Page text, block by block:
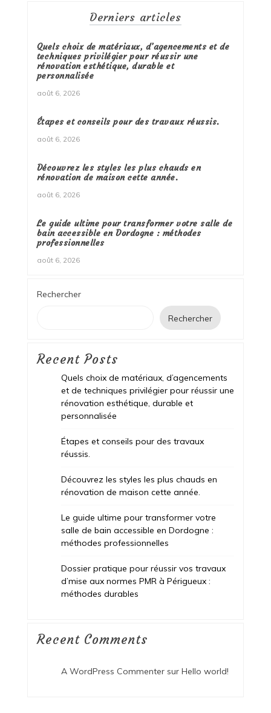
Derniers articles
Quels choix de matériaux, d’agencements et de
techniques privilégier pour réussir une
rénovation esthétique, durable et
personnalisée
août 6, 2026
Étapes et conseils pour des travaux réussis.
août 6, 2026
Découvrez les styles les plus chauds en
rénovation de maison cette année.
août 6, 2026
Le guide ultime pour transformer votre salle de
bain accessible en Dordogne : méthodes
professionnelles
août 6, 2026
Rechercher
Rechercher
Recent Posts
Quels choix de matériaux, d’agencements
et de techniques privilégier pour réussir une
rénovation esthétique, durable et
personnalisée
Étapes et conseils pour des travaux
réussis.
Découvrez les styles les plus chauds en
rénovation de maison cette année.
Le guide ultime pour transformer votre
salle de bain accessible en Dordogne :
méthodes professionnelles
Dossier pratique pour réussir vos travaux
d’mise aux normes PMR à Périgueux :
méthodes durables
Recent Comments
A WordPress Commentersur Hello world!